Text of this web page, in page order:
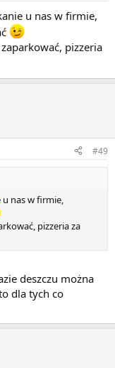
u nas w firmie,
pizzeria
#49
u nas w firmie,
pizzeria za
deszczu można
dla tych co